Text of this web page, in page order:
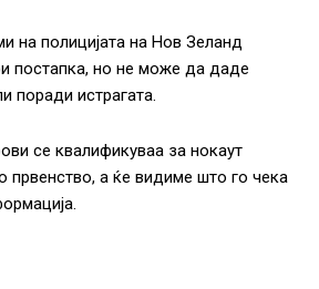
на полицијата на Нов Зеланд
постапка, но не може да даде
поради истрагата.
се квалификуваа за нокаут
првенство, а ќе видиме што го чека